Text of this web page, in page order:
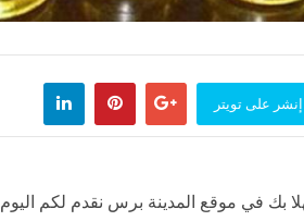
إنشر على تويتر
بك في موقع المدينة برس نقدم لكم اليوم